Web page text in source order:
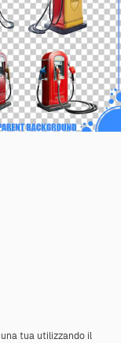
una tua utilizzando il